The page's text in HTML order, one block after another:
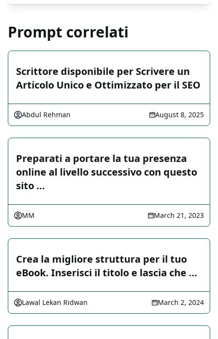
Prompt correlati
Scrittore disponibile per Scrivere un
Articolo Unico e Ottimizzato per il SEO
Abdul Rehman August 8, 2025
Preparati a portare la tua presenza
online al livello successivo con questo
sito …
MM March 21, 2023
Crea la migliore struttura per il tuo
eBook. Inserisci il titolo e lascia che …
Lawal Lekan Ridwan March 2, 2024